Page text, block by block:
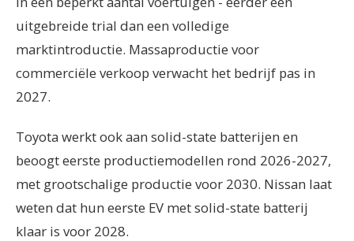
uitgebreide trial dan een volledige
marktintroductie. Massaproductie voor
commerciële verkoop verwacht het bedrijf pas in
2027.
Toyota werkt ook aan solid-state batterijen en
beoogt eerste productiemodellen rond 2026-2027,
met grootschalige productie voor 2030. Nissan laat
weten dat hun eerste EV met solid-state batterij
klaar is voor 2028.